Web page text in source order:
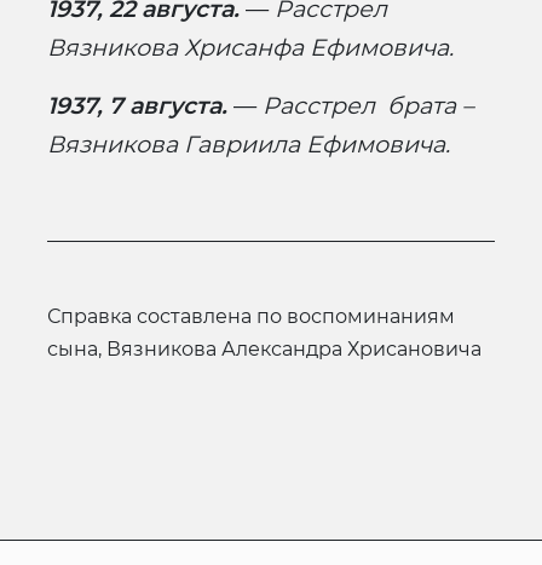
1937, 22 августа. —Расстрел
Вязникова Хрисанфа Ефимовича.
1937, 7 августа. —Расстрел брата –
Вязникова Гавриила Ефимовича.
Справка составлена по воспоминаниям
сына, Вязникова Александра Хрисановича